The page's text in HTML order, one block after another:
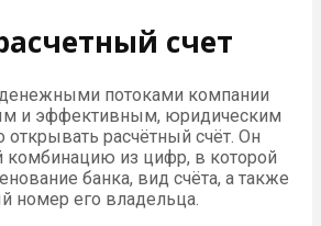
счет
потоками компании
и эффективным, юридическим
расчётный счёт. Он
комбинацию из цифр, в которой
банка, вид счёта, а также
номер его владельца.